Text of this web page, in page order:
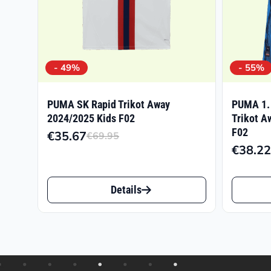
- 49%
PUMA SK Rapid Trikot Away
2024/2025 Kids F02
€69.95
war:
€69.95
€35.67
ist:
€35.67.
Dieses
Produkt
Varianten
Details
- 55%
PUMA
Trikot
F02
€38.22
Dieses